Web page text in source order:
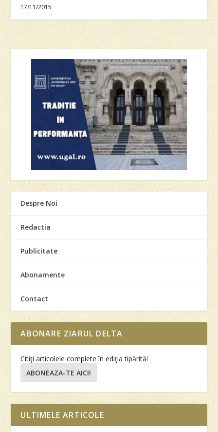
17/11/2015
Despre Noi
Redactia
Publicitate
Abonamente
Contact
ABONARE ZIARUL DELTA
Citiţi articolele complete în ediţia tipărită!
ABONEAZA-TE AICI!
ULTIMELE ARTICOLE